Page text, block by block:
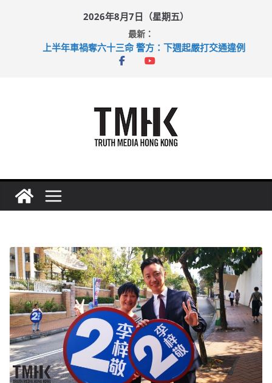
2026年8月7日（星期五）
最新：
上半年車禍奪六十三命 警方：下週起嚴打交通違例
性罪行修例獲九成支持 鄧炳強：爭取今屆任期內完成立法